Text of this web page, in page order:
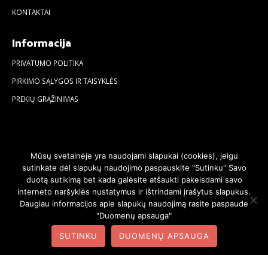
KONTAKTAI
Informacija
PRIVATUMO POLITIKA
PIRKIMO SĄLYGOS IR TAISYKLĖS
PREKIŲ GRĄŽINIMAS
© 2020. Visos teisės saugomos | Svetainę sukūrė:
svetainesideja.lt
Mūsų svetainėje yra naudojami slapukai (cookies), jeigu
sutinkate dėl slapukų naudojimo paspauskite "Sutinku" Savo
duotą sutikimą bet kada galėsite atšaukti pakeisdami savo
interneto naršyklės nustatymus ir ištrindami įrašytus slapukus.
Daugiau informacijos apie slapukų naudojimą rasite paspaude
"Duomenų apsauga"
SUTINKU DUOMENŲ APSAUGA